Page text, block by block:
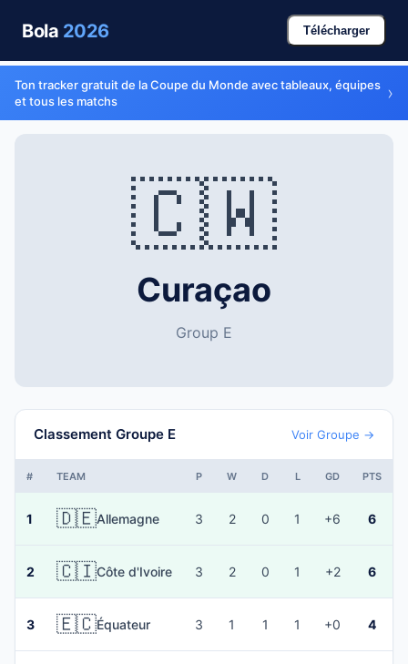
Bola 2026 Télécharger
Ton tracker gratuit de la Coupe du Monde avec tableaux, équipes
et tous les matchs
›
🇨🇼
Curaçao
Group E
Classement Groupe E Voir Groupe →
# TEAM P W D L GD PTS
1 🇩🇪Allemagne 3 2 0 1 +6 6
2 🇨🇮Côte d'Ivoire 3 2 0 1 +2 6
3 🇪🇨Équateur 3 1 1 1 +0 4